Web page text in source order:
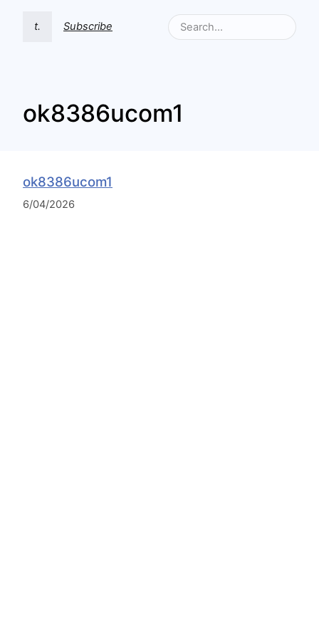
t. Subscribe
ok8386ucom1
ok8386ucom1
6/04/2026